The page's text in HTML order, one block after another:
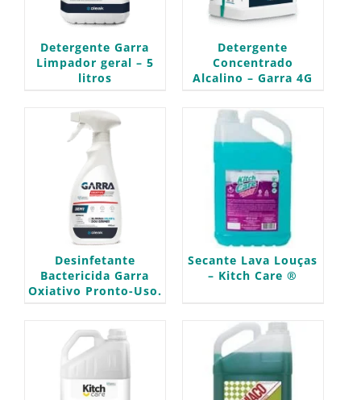
Detergente Garra
Limpador geral – 5
litros
Detergente
Concentrado
Alcalino – Garra 4G
Desinfetante
Bactericida Garra
Oxiativo Pronto-Uso.
Secante Lava Louças
– Kitch Care ®